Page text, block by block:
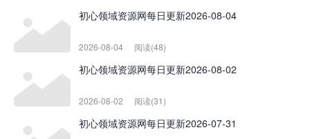
初心领域资源网每日更新2026-08-04
2026-08-04 阅读(48)
初心领域资源网每日更新2026-08-02
2026-08-02 阅读(31)
初心领域资源网每日更新2026-07-31